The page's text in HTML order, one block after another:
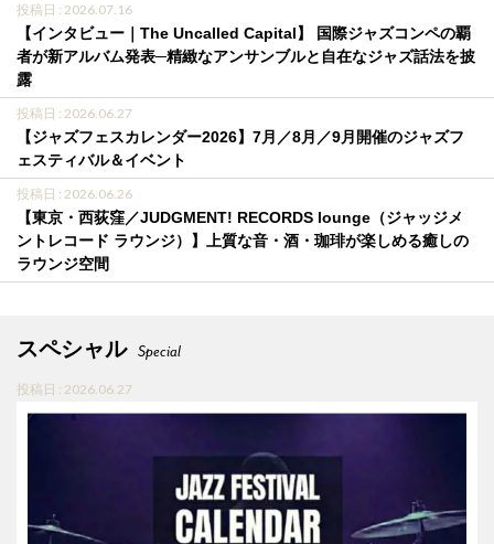
投稿日 : 2026.07.16
【インタビュー｜The Uncalled Capital】 国際ジャズコンペの覇
者が新アルバム発表─精緻なアンサンブルと自在なジャズ話法を披
露
投稿日 : 2026.06.27
【ジャズフェスカレンダー2026】7月／8月／9月開催のジャズフ
ェスティバル＆イベント
投稿日 : 2026.06.26
【東京・西荻窪／JUDGMENT! RECORDS lounge（ジャッジメ
ントレコード ラウンジ）】上質な音・酒・珈琲が楽しめる癒しの
ラウンジ空間
スペシャル Special
投稿日 : 2026.06.27